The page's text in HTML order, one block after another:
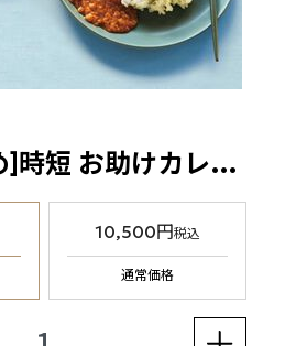
[夏のおすすめ]時短 お助けカレーセット（冷凍食品）
10,500円税込
通常価格